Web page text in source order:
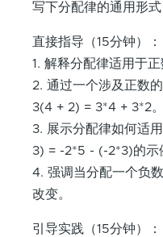
写下分配律的通用形
直接指导（15分钟）：
1. 解释分配律适用于
2. 通过一个涉及正数
3(4 + 2) = 3*4 + 3*2。
3. 展示分配律如何适
3) = -2*5 - (-2*3)的示
4. 强调当分配一个负
改变。
引导实践（15分钟）：